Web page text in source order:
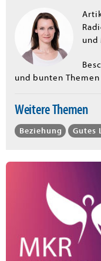
und
und bunten
Weitere Themen
Beziehung Gutes